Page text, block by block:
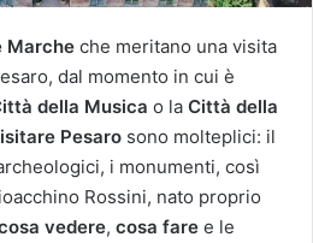
Marche che meritano una visita
dal momento in cui è
della Musica o la Città della
Pesaro sono molteplici: il
i monumenti, così
Rossini, nato proprio
vedere, cosa fare e le